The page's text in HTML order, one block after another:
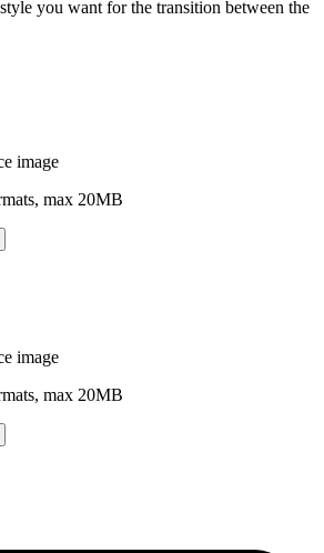
you want for the transition between the
image
max 20MB
image
max 20MB